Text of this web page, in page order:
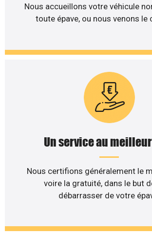
Nous accueillons votre véhicule
toute épave, ou nous venons le
Un service au
Nous certifions généralement le
voire la gratuité, dans le but
débarrasser de votre